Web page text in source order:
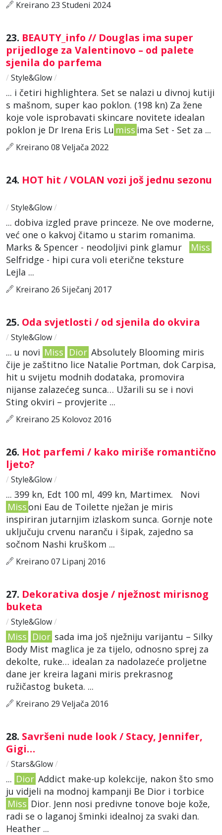
Kreirano 23 Studeni 2024
23. BEAUTY_info // Douglas ima super
prijedloge za Valentinovo – od palete
sjenila do parfema
/ Style&Glow/
... i četiri highlightera. Set se nalazi u divnoj kutiji
s mašnom, super kao poklon. (198 kn) Za žene
koje vole isprobavati skincare novitete idealan
poklon je Dr Irena Eris Lu miss ima Set - Set za ...
Kreirano 08 Veljača 2022
24. HOT hit / VOLAN vozi još jednu sezonu
/ Style&Glow/
... dobiva izgled prave princeze. Ne ove moderne,
već one o kakvoj čitamo u starim romanima.
Marks & Spencer - neodoljivi pink glamur
Miss
Selfridge - hipi cura voli eterične teksture
Lejla ...
Kreirano 26 Siječanj 2017
25. Oda svjetlosti / od sjenila do okvira
/ Style&Glow/
... u novi Miss Dior Absolutely Blooming miris
čije je zaštitno lice Natalie Portman, dok Carpisa,
hit u svijetu modnih dodataka, promovira
nijanse zalazećeg sunca… Užarili su se i novi
Sting okviri – provjerite ...
Kreirano 25 Kolovoz 2016
26. Hot parfemi / kako miriše romantično
ljeto?
/ Style&Glow/
... 399 kn, Edt 100 ml, 499 kn, Martimex. Novi
Miss oni Eau de Toilette nježan je miris
inspiriran jutarnjim izlaskom sunca. Gornje note
uključuju crvenu naranču i šipak, zajedno sa
sočnom Nashi kruškom ...
Kreirano 07 Lipanj 2016
27. Dekorativa dosje / nježnost mirisnog
buketa
/ Style&Glow/
Miss Dior sada ima još nježniju varijantu – Silky
Body Mist maglica je za tijelo, odnosno sprej za
dekolte, ruke… idealan za nadolazeće proljetne
dane jer kreira lagani miris prekrasnog
ružičastog buketa. ...
Kreirano 29 Veljača 2016
28. Savršeni nude look / Stacy, Jennifer,
Gigi…
/ Stars&Glow/
... Dior Addict make-up kolekcije, nakon što smo
ju vidjeli na modnoj kampanji Be Dior i torbice
Miss Dior. Jenn nosi predivne tonove boje kože,
radi se o laganoj šminki idealnoj za svaki dan.
Heather ...